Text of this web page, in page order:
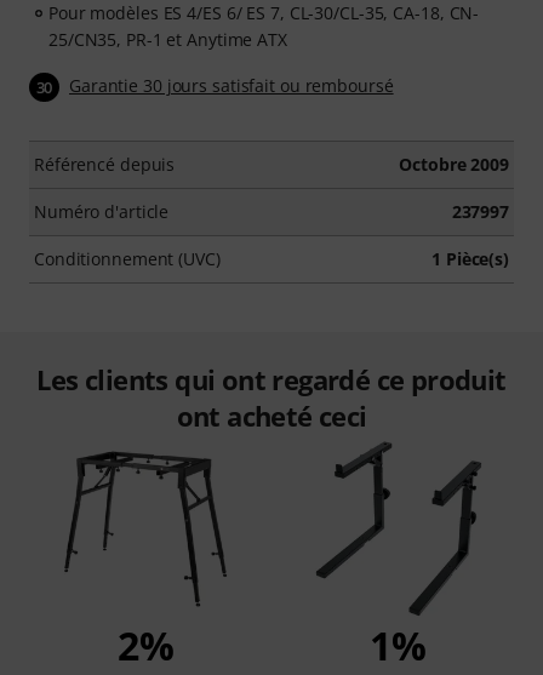
Pour modèles ES 4/ES 6/ ES 7, CL-30/CL-35, CA-18, CN-
25/CN35, PR-1 et Anytime ATX
30 Garantie 30 jours satisfait ou remboursé
Référencé depuis Octobre 2009
Numéro d'article 237997
Conditionnement (UVC) 1 Pièce(s)
Les clients qui ont regardé ce produit
ont acheté ceci
2% 1%